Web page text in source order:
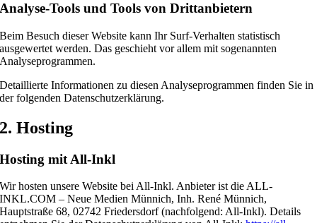
Analyse-Tools und Tools von Dritt­anbietern
Beim Besuch dieser Website kann Ihr Surf-Verhalten statistisch
ausgewertet werden. Das geschieht vor allem mit sogenannten
Analyseprogrammen.
Detaillierte Informationen zu diesen Analyseprogrammen finden Sie in
der folgenden Datenschutzerklärung.
2. Hosting
Hosting mit All-Inkl
Wir hosten unsere Website bei All-Inkl. Anbieter ist die ALL-
INKL.COM – Neue Medien Münnich, Inh. René Münnich,
Hauptstraße 68, 02742 Friedersdorf (nachfolgend: All-Inkl). Details